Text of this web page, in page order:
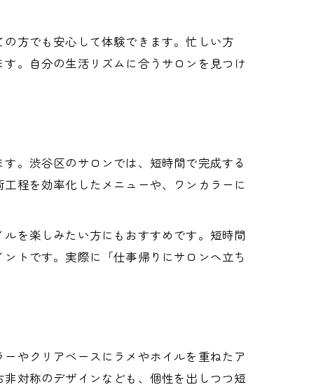
方でも安心して体験できます。忙しい方
。自分の生活リズムに合うサロンを見つけ
。渋谷区のサロンでは、短時間で完成する
程を効率化したメニューや、ワンカラーに
を楽しみたい方にもおすすめです。短時間
トです。実際に「仕事帰りにサロンへ立ち
やクリアベースにラメやホイルを重ねたア
対称のデザインなども、個性を出しつつ短